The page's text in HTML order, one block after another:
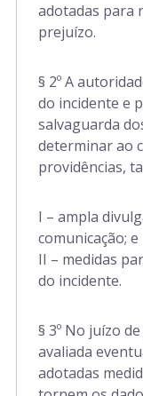
adotadas para
prejuízo.
§ 2º A
do incidente e
salvaguarda
determinar ao
providências,
I – ampla
comunicação; e
II – medidas
do incidente.
§ 3º No juízo
avaliada
adotadas